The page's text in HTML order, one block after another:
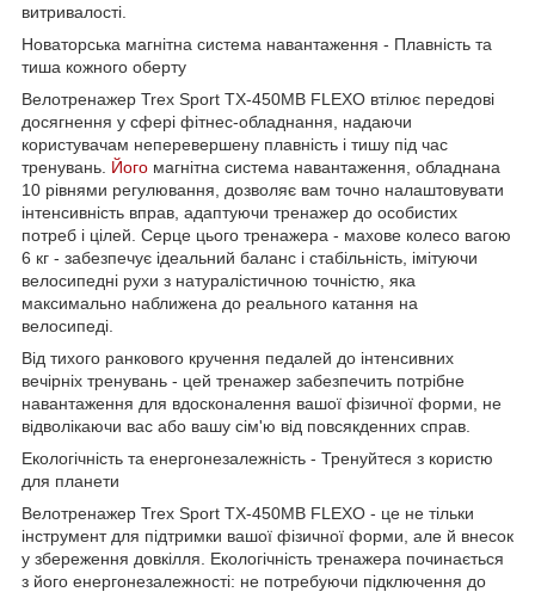
витривалості.
Новаторська магнітна система навантаження - Плавність та
тиша кожного оберту
Велотренажер Trex Sport TX-450MB FLEXO втілює передові
досягнення у сфері фітнес-обладнання, надаючи
користувачам неперевершену плавність і тишу під час
тренувань. Його магнітна система навантаження, обладнана
10 рівнями регулювання, дозволяє вам точно налаштовувати
інтенсивність вправ, адаптуючи тренажер до особистих
потреб і цілей. Серце цього тренажера - махове колесо вагою
6 кг - забезпечує ідеальний баланс і стабільність, імітуючи
велосипедні рухи з натуралістичною точністю, яка
максимально наближена до реального катання на
велосипеді.
Від тихого ранкового кручення педалей до інтенсивних
вечірніх тренувань - цей тренажер забезпечить потрібне
навантаження для вдосконалення вашої фізичної форми, не
відволікаючи вас або вашу сім'ю від повсякденних справ.
Екологічність та енергонезалежність - Тренуйтеся з користю
для планети
Велотренажер Trex Sport TX-450MB FLEXO - це не тільки
інструмент для підтримки вашої фізичної форми, але й внесок
у збереження довкілля. Екологічність тренажера починається
з його енергонезалежності: не потребуючи підключення до